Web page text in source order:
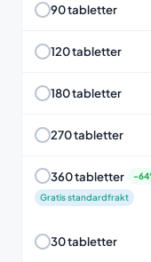
90 tabletter
120 tabletter
180 tabletter
270 tabletter
360 tabletter
Gratis standardfrakt
30 tabletter